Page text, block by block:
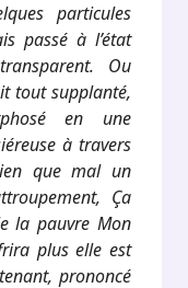
particules
passé à l’état
Ou
tout supplanté,
en une
à travers
que mal un
Ça
la pauvre Mon
plus elle est
prononcé